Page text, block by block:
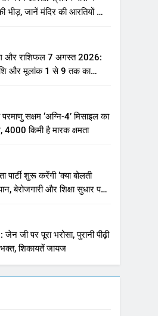
भीड़, जानें मंदिर की आरतियों का
और राशिफल 7 अगस्त 2026:
और मूलांक 1 से 9 तक का
सक्षम ‘अग्नि-4’ मिसाइल का
4000 किमी है मारक क्षमता
पार्टी शुरू करेंगी ‘क्या बोलती
बेरोजगारी और शिक्षा सुधार पर
जेन जी पर पूरा भरोसा, पुरानी पीढ़ी
से ज्यादा देश भक्त, शिकायतें जायज